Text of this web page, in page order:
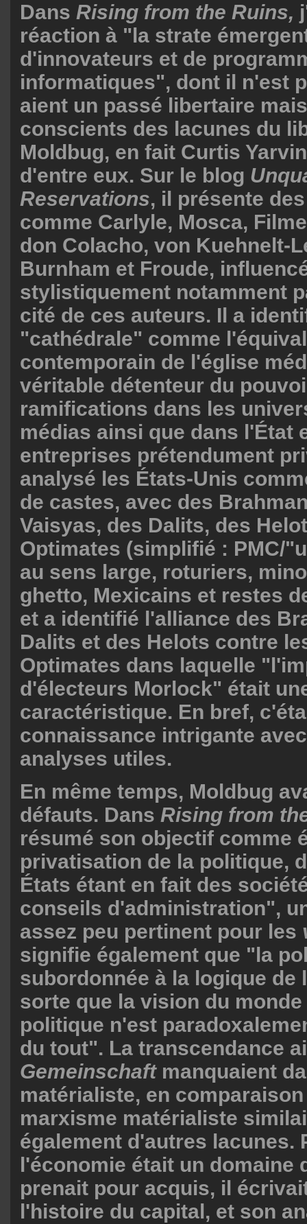
Dans Rising from the Ruins,
réaction à "la strate
d'innovateurs et de
informatiques", dont il n'est
aient un passé libertaire
conscients des lacunes du
Moldbug, en fait Curtis
d'entre eux. Sur le blog
Reservations, il présente
comme Carlyle, Mosca,
don Colacho, von Kuehnelt-
Burnham et Froude,
stylistiquement notamment
cité de ces auteurs. Il a
"cathédrale" comme
contemporain de l'église
véritable détenteur du
ramifications dans les
médias ainsi que dans l'État
entreprises prétendument
analysé les États-Unis
de castes, avec des
Vaisyas, des Dalits, des
Optimates (simplifié : PMC/
au sens large, roturiers,
ghetto, Mexicains et restes
et a identifié l'alliance des
Dalits et des Helots contre
Optimates dans laquelle
d'électeurs Morlock" était
caractéristique. En bref,
connaissance intrigante
analyses utiles.
En même temps, Moldbug
défauts. Dans Rising from
résumé son objectif comme
privatisation de la politique,
États étant en fait des
conseils d'administration",
assez peu pertinent pour les
signifie également que "la
subordonnée à la logique de
sorte que la vision du
politique n'est
du tout". La transcendance
Gemeinschaft manquaient
matérialiste, en
marxisme matérialiste
également d'autres lacunes.
l'économie était un domaine
prenait pour acquis, il
l'histoire du capital, et son